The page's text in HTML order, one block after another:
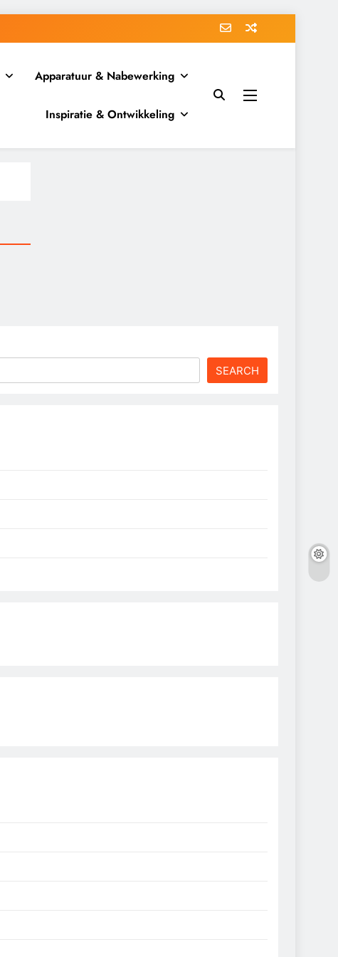
Apparatuur & Nabewerking
Inspiratie & Ontwikkeling
SEARCH